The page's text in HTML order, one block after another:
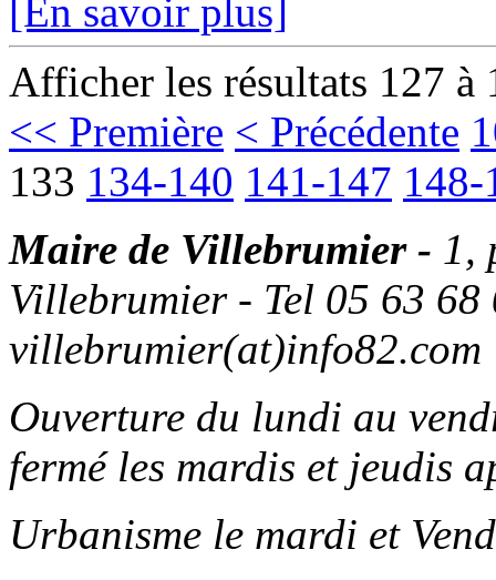
[En savoir plus]
Afficher les résultats 127 à
<< Première < Précédente
133 134-140 141-147 148-
Maire de Villebrumier - 1,
Villebrumier - Tel 05 63
villebrumier(at)info82.com
Ouverture du lundi au
fermé les mardis et jeudis
Urbanisme le mardi et